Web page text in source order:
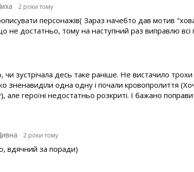
2 роки тому
персонажів( Зараз начебто дав мотив
не достатньо, тому на наступний раз виправлю всі
зустрічала десь таке раніше. Не вистачило
зненавиділи одна одну і почали кровопролиття
але героїні недостатньо розкриті. І бажано
2 роки тому
вдячний за поради)